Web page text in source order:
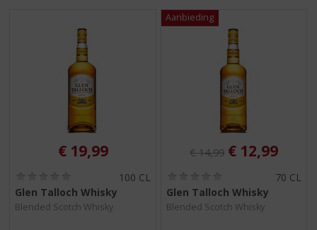
n
a
v
€ 19,99
,
0
100 CL
Glen Talloch Whisky
Blended Scotch Whisky
Originele prijs was:
€14,99 , Huidige
€ 12,99
,
0
70 CL
Glen Talloch Whisky
Blended Scotch Whisky